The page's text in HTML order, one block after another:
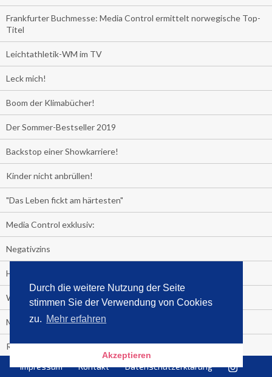
Durch die weitere Nutzung der Seite
stimmen Sie der Verwendung von Cookies
zu. Mehr erfahren
Akzeptieren
Frankfurter Buchmesse: Media Control ermittelt norwegische Top-
Titel
Leichtathletik-WM im TV
Leck mich!
Boom der Klimabücher!
Der Sommer-Bestseller 2019
Backstop einer Showkarriere!
Kinder nicht anbrüllen!
"Das Leben fickt am härtesten"
Media Control exklusiv:
Negativzins
Heute ist Tag des Malbuchs
Welches Auto fahren Sie?
Media Control ermittelt: Das ist der Sommerhit 2019
Rammstein, "Tatort" und ein Känguru an der Spitze
Die Promi-Bestseller 1. Halbjahr 2019
Impressum Kontakt Datenschutzerklärung